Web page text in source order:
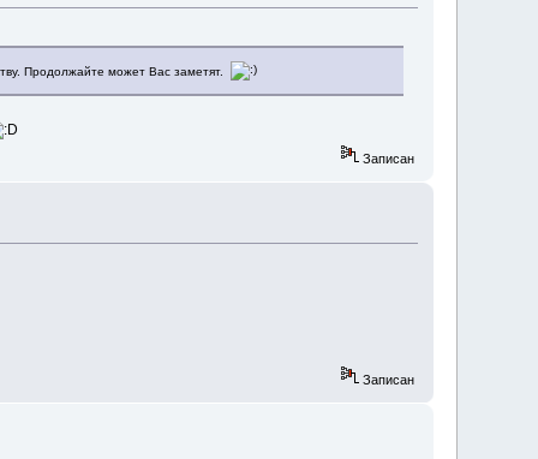
Продолжайте может Вас заметят.
Записан
Записан